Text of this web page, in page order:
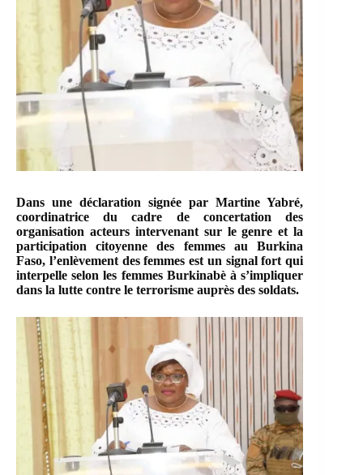
Dans une déclaration signée par Martine Yabré,
coordinatrice du cadre de concertation des
organisation acteurs intervenant sur le genre et la
participation citoyenne des femmes au Burkina
Faso, l’enlèvement des femmes est un signal fort qui
interpelle selon les femmes Burkinabè à s’impliquer
dans la lutte contre le terrorisme auprès des soldats.